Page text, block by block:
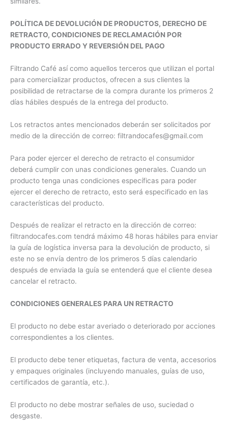
POLÍTICA DE DEVOLUCIÓN DE PRODUCTOS, DERECHO DE
RETRACTO, CONDICIONES DE RECLAMACIÓN POR
PRODUCTO ERRADO Y REVERSIÓN DEL PAGO
Filtrando Café así como aquellos terceros que utilizan el portal
para comercializar productos, ofrecen a sus clientes la
posibilidad de retractarse de la compra durante los primeros 2
días hábiles después de la entrega del producto.
Los retractos antes mencionados deberán ser solicitados por
medio de la dirección de correo: filtrandocafes@gmail.com
Para poder ejercer el derecho de retracto el consumidor
deberá cumplir con unas condiciones generales. Cuando un
producto tenga unas condiciones específicas para poder
ejercer el derecho de retracto, esto será especificado en las
características del producto.
Después de realizar el retracto en la dirección de correo:
filtrandocafes.com tendrá máximo 48 horas hábiles para enviar
la guía de logística inversa para la devolución de producto, si
este no se envía dentro de los primeros 5 días calendario
después de enviada la guía se entenderá que el cliente desea
cancelar el retracto.
CONDICIONES GENERALES PARA UN RETRACTO
El producto no debe estar averiado o deteriorado por acciones
correspondientes a los clientes.
El producto debe tener etiquetas, factura de venta, accesorios
y empaques originales (incluyendo manuales, guías de uso,
certificados de garantía, etc.).
El producto no debe mostrar señales de uso, suciedad o
desgaste.